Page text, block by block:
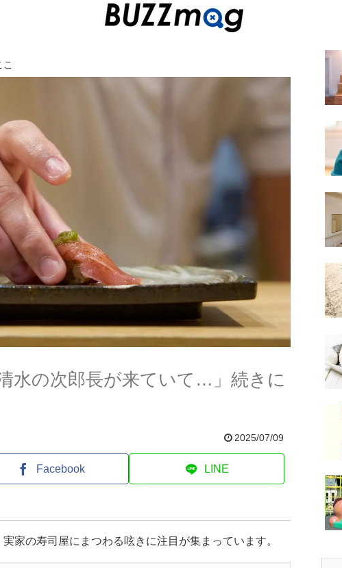
水の次郎長が来ていて…」続きに
2025/07/09
Facebook LINE
家の寿司屋にまつわる呟きに注目が集まっています。